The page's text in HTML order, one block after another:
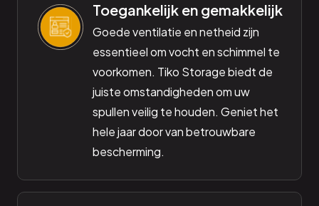
Toegankelijk en gemakkelijk
Goede ventilatie en netheid zijn
essentieel om vocht en schimmel te
voorkomen. Tiko Storage biedt de
juiste omstandigheden om uw
spullen veilig te houden. Geniet het
hele jaar door van betrouwbare
bescherming.